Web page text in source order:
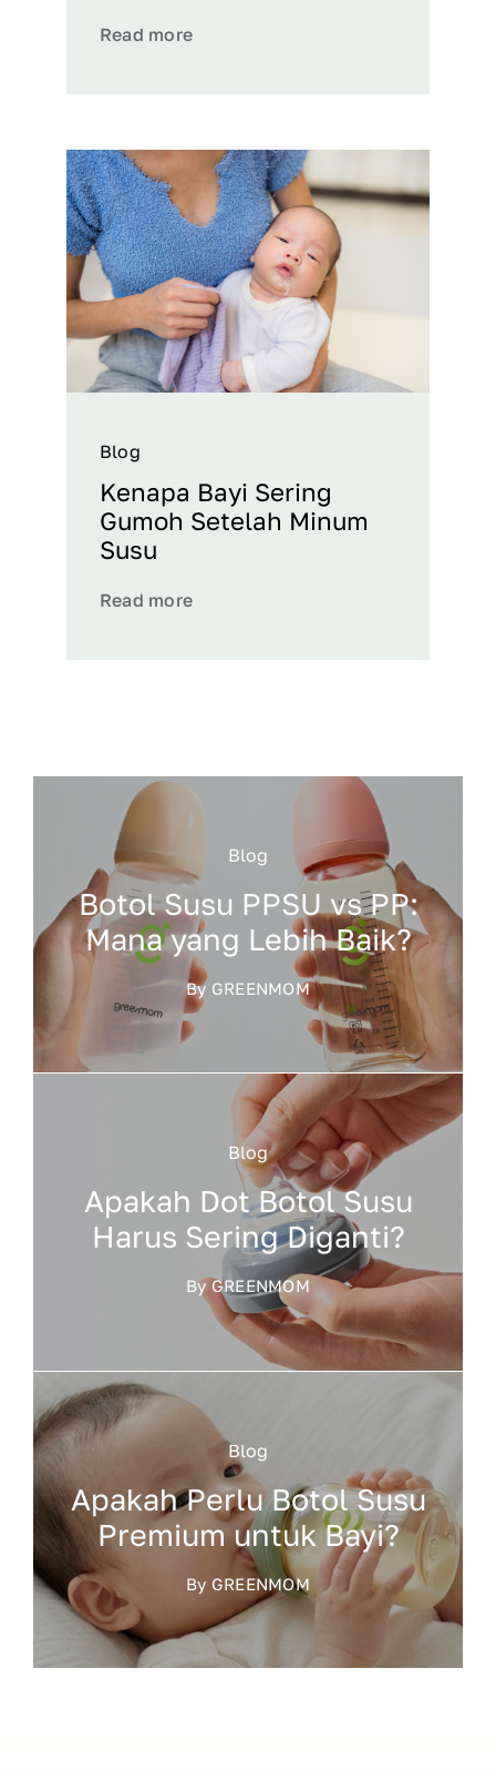
Read more
Blog
Kenapa Bayi Sering
Gumoh Setelah Minum
Susu
Read more
Blog
Botol Susu PPSU vs PP:
Mana yang Lebih Baik?
By GREENMOM
Blog
Apakah Dot Botol Susu
Harus Sering Diganti?
By GREENMOM
Blog
Apakah Perlu Botol Susu
Premium untuk Bayi?
By GREENMOM